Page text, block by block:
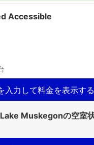
Accessible
入力して料金を表示する
Muskegonの空室